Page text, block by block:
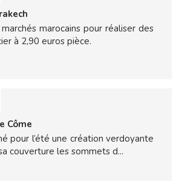
marocains pour réaliser des
à 2,90 euros pièce.
Côme
pour l’été une création verdoyante
couverture les sommets d...